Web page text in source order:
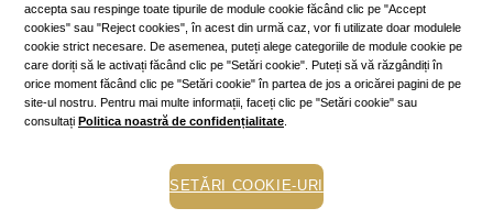
Alertă stoc
Adaugă produsul în lista de alerte de stoc din contul tău și îți vom trimite un
mesaj când produsul va fi disponibil.Adaugă alertă
Cumperi acum, plătești mai târziu
Până la 6 rate fără dobândă
varianta potrivită direct pe pagina procesatorului de plăți PayU.
accepta sau respinge toate tipurile de module cookie făcând clic pe "Accept
cookies" sau "Reject cookies", în acest din urmă caz, vor fi utilizate doar modulele
cookie strict necesare. De asemenea, puteți alege categoriile de module cookie pe
care doriți să le activați făcând clic pe "Setări cookie". Puteți să vă răzgândiți în
orice moment făcând clic pe "Setări cookie" în partea de jos a oricărei pagini de pe
site-ul nostru. Pentru mai multe informații, faceți clic pe "Setări cookie" sau
consultați Politica noastră de confidențialitate
SETĂRI COOKIE-URI